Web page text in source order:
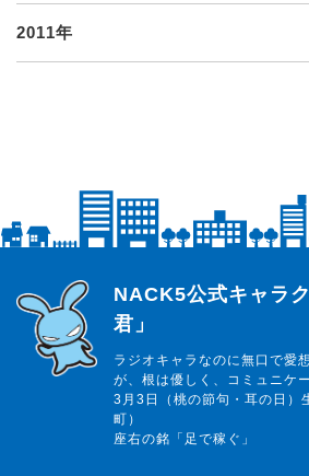
2011年
らじっと君
NACK5公式キャラ
君」
ラジオキャラなのに無口で愛
が、根は優しく、コミュニケ
3月3日（桃の節句・耳の日）
町）
座右の銘「足で稼ぐ」